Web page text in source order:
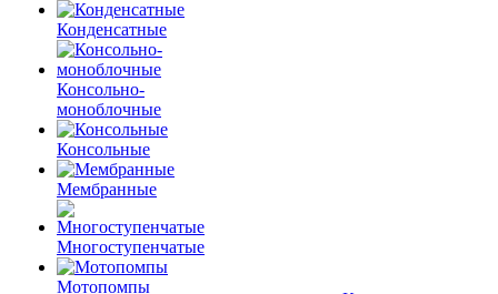
Конденсатные
Консольно-
моноблочные
Консольные
Мембранные
Многоступенчатые
Мотопомпы